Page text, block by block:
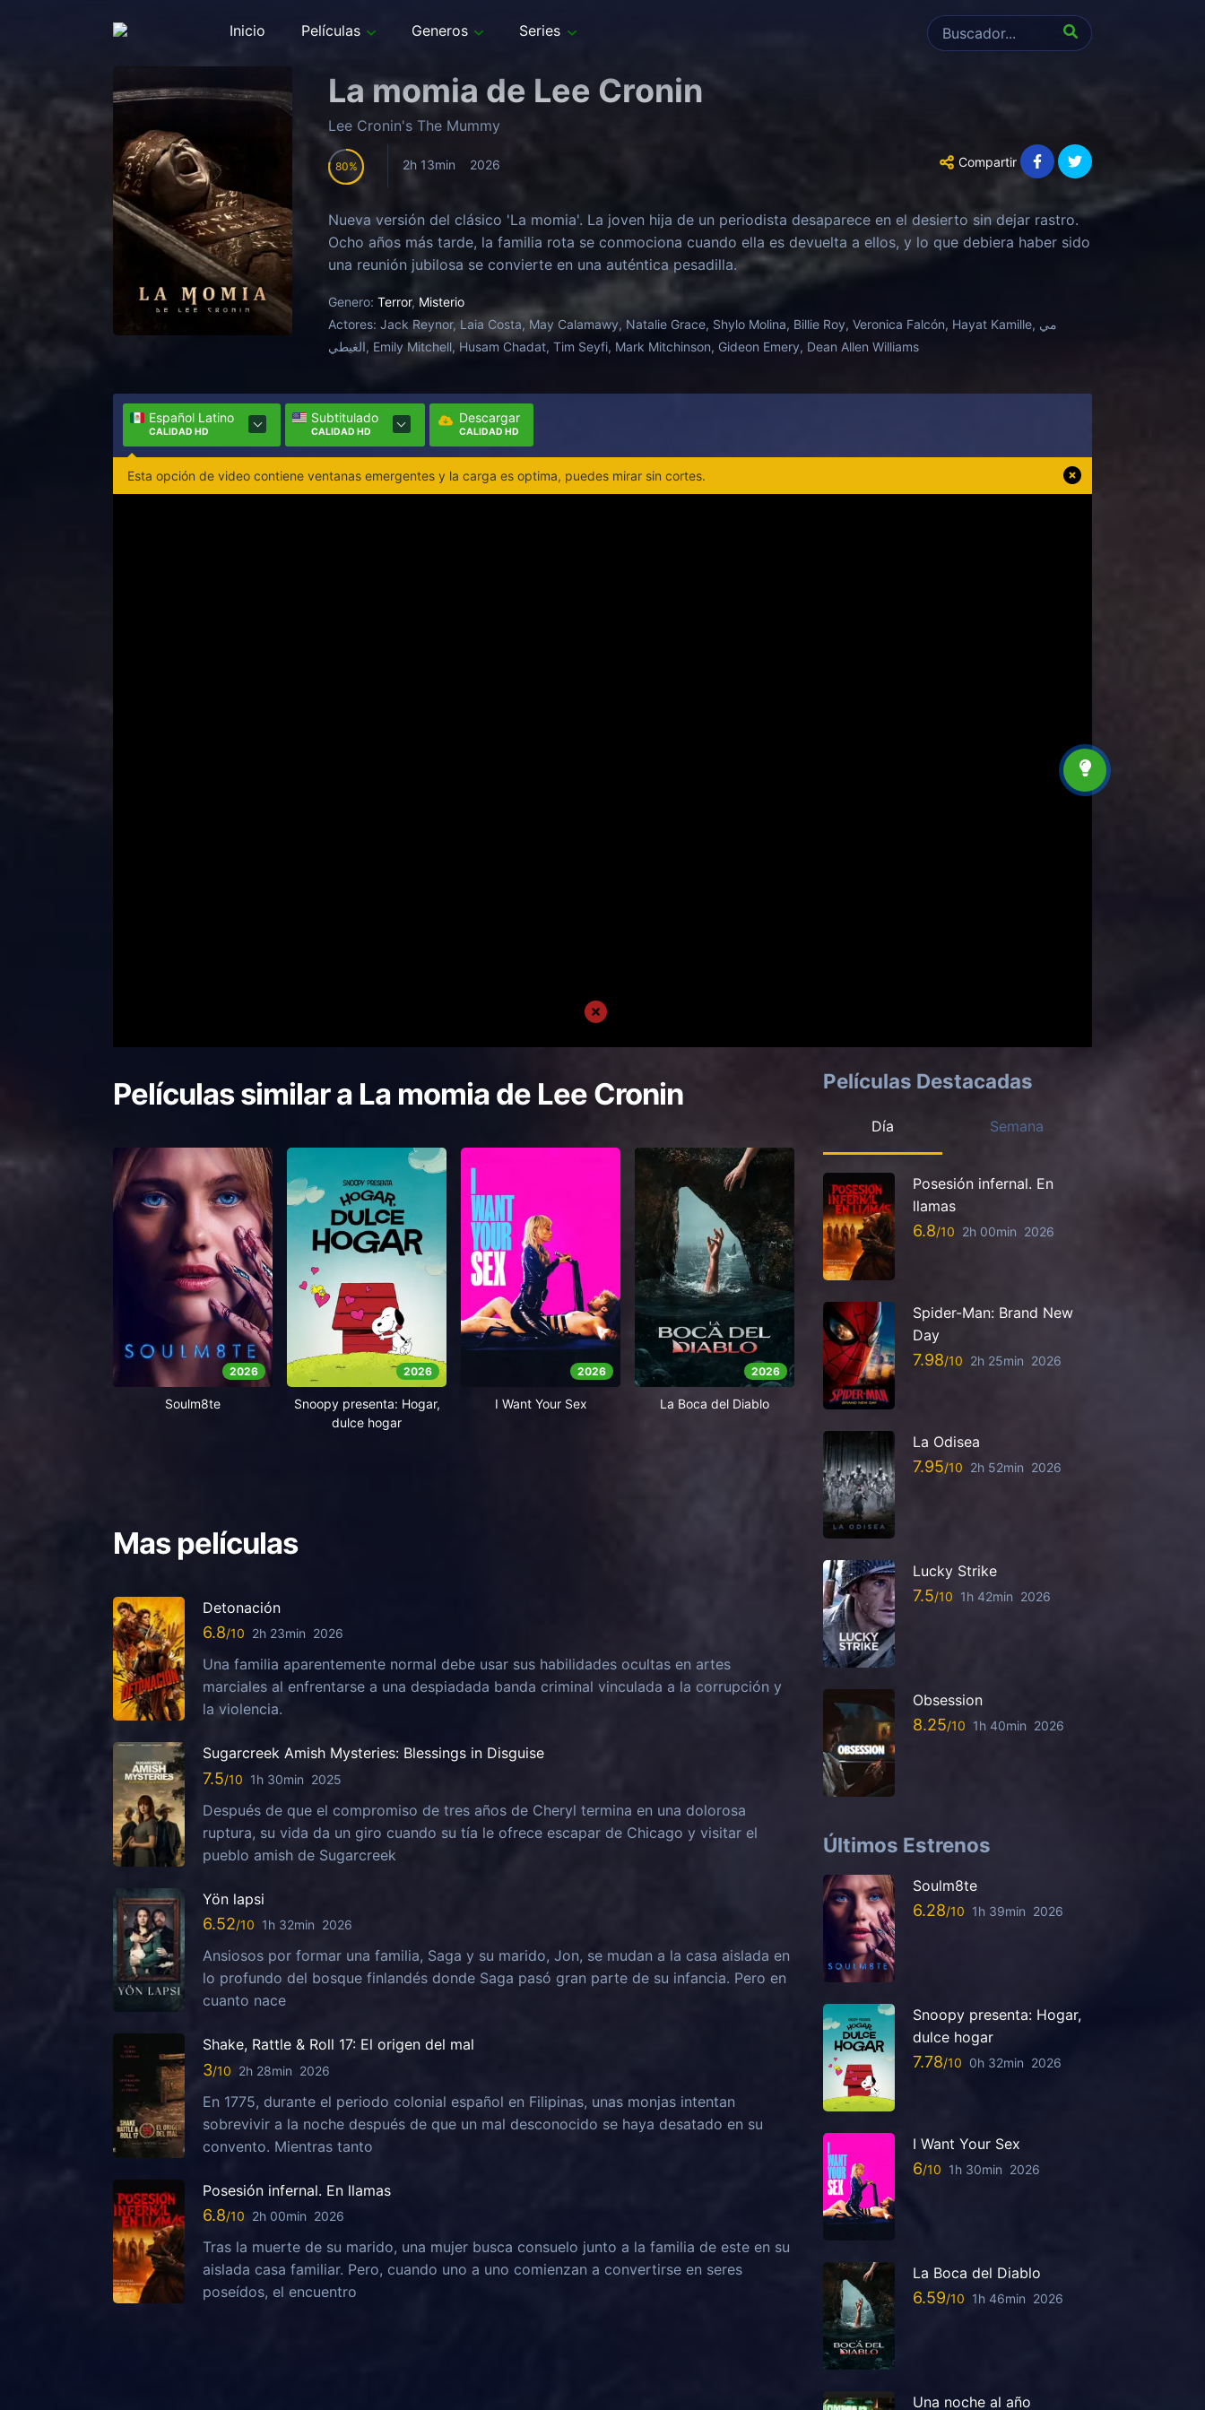
Inicio Películas Generos Series
La momia de Lee Cronin
Lee Cronin's The Mummy
80 2h 13min 2026 Compartir
Nueva versión del clásico 'La momia'. La joven hija de un periodista desaparece en el desierto sin dejar rastro.
Ocho años más tarde, la familia rota se conmociona cuando ella es devuelta a ellos, y lo que debiera haber sido
una reunión jubilosa se convierte en una auténtica pesadilla.
Genero: Terror, Misterio
Actores: Jack Reynor, Laia Costa, May Calamawy, Natalie Grace, Shylo Molina, Billie Roy, Veronica Falcón, Hayat Kamille, مي
الغيطي, Emily Mitchell, Husam Chadat, Tim Seyfi, Mark Mitchinson, Gideon Emery, Dean Allen Williams
Español Latino
CALIDAD HD
Subtitulado
CALIDAD HD
Descargar
CALIDAD HD
Esta opción de video contiene ventanas emergentes y la carga es optima, puedes mirar sin cortes.
Películas similar a La momia de Lee Cronin
2026
Soulm8te
2026
Snoopy presenta: Hogar,
dulce hogar
2026
I Want Your Sex
2026
La Boca del Diablo
Mas películas
Detonación
6.8 2h 23min 2026
Una familia aparentemente normal debe usar sus habilidades ocultas en artes
marciales al enfrentarse a una despiadada banda criminal vinculada a la corrupción y
la violencia.
Sugarcreek Amish Mysteries: Blessings in Disguise
7.5 1h 30min 2025
Después de que el compromiso de tres años de Cheryl termina en una dolorosa
ruptura, su vida da un giro cuando su tía le ofrece escapar de Chicago y visitar el
pueblo amish de Sugarcreek
Yön lapsi
6.52 1h 32min 2026
Ansiosos por formar una familia, Saga y su marido, Jon, se mudan a la casa aislada en
lo profundo del bosque finlandés donde Saga pasó gran parte de su infancia. Pero en
cuanto nace
Shake, Rattle & Roll 17: El origen del mal
3 2h 28min 2026
En 1775, durante el periodo colonial español en Filipinas, unas monjas intentan
sobrevivir a la noche después de que un mal desconocido se haya desatado en su
convento. Mientras tanto
Posesión infernal. En llamas
6.8 2h 00min 2026
Tras la muerte de su marido, una mujer busca consuelo junto a la familia de este en su
aislada casa familiar. Pero, cuando uno a uno comienzan a convertirse en seres
poseídos, el encuentro
Películas Destacadas
Día Semana
Posesión infernal. En
llamas
6.8 2h 00min 2026
Spider-Man: Brand New
Day
7.98 2h 25min 2026
La Odisea
7.95 2h 52min 2026
Lucky Strike
7.5 1h 42min 2026
Obsession
8.25 1h 40min 2026
Últimos Estrenos
Soulm8te
6.28 1h 39min 2026
Snoopy presenta: Hogar,
dulce hogar
7.78 0h 32min 2026
I Want Your Sex
6 1h 30min 2026
La Boca del Diablo
6.59 1h 46min 2026
Una noche al año